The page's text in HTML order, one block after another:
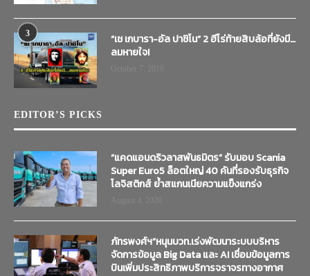
3
“เช เกบารา-อัล ปาชิโน” 2 ฮีโร่ท้ายสิบล้อที่ยังมี…
ลมหายใจ!
EDITOR’S PICKS
“แคดแอนดริวลาสพันธมิตร” รับมอบ Scania
Super Euro5 ล็อตใหญ่ 40 คันที่รองรับธุรกิจ
โลจิสติกส์ ย้ำสแกนเนียความแข็งแกร่ง
ภัทรพงศ์ฯ”หนุนบวท.เร่งพัฒนาระบบบริหาร
จัดการข้อมูล Big Data และ AI เชื่อมข้อมูลการ
บินเพิ่มประสิทธิภาพบริการจราจรทางอากาศ